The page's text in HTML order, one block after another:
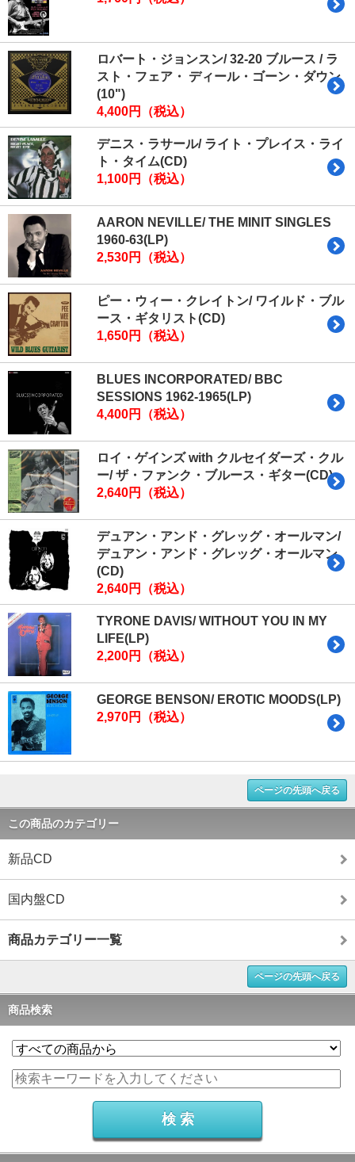
ロバート・ジョンスン/ 32-20 ブルース / ラ
スト・フェア・ ディール・ゴーン・ダウン
(10")
4,400円（税込）
デニス・ラサール/ ライト・プレイス・ライ
ト・タイム(CD)
1,100円（税込）
AARON NEVILLE/ THE MINIT SINGLES
1960-63(LP)
2,530円（税込）
ピー・ウィー・クレイトン/ ワイルド・ブル
ース・ギタリスト(CD)
1,650円（税込）
BLUES INCORPORATED/ BBC
SESSIONS 1962-1965(LP)
4,400円（税込）
ロイ・ゲインズ with クルセイダーズ・クル
ー/ ザ・ファンク・ブルース・ギター(CD)
2,640円（税込）
デュアン・アンド・グレッグ・オールマン/
デュアン・アンド・グレッグ・オールマン
(CD)
2,640円（税込）
TYRONE DAVIS/ WITHOUT YOU IN MY
LIFE(LP)
2,200円（税込）
GEORGE BENSON/ EROTIC MOODS(LP)
2,970円（税込）
ページの先頭へ戻る
この商品のカテゴリー
新品CD
国内盤CD
商品カテゴリー一覧
ページの先頭へ戻る
商品検索